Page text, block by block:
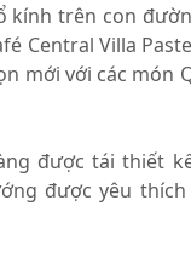
trên con
Central Villa
mới với các
được tái thiết
được yêu